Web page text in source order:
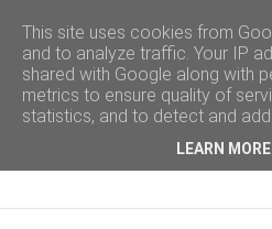
This site uses cookies from
and to analyze traffic. Your IP
shared with Google along with
metrics to ensure quality of
statistics, and to detect and
LEARN MORE